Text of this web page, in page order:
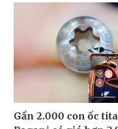
Gần 2.000 con ốc